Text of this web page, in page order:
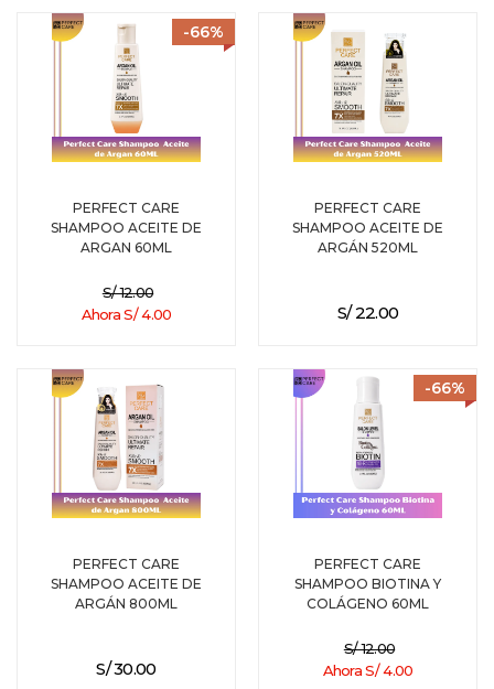
-66%
PERFECT CARE
SHAMPOO ACEITE DE
ARGAN 60ML
S/ 12.00
Ahora S/ 4.00
PERFECT CARE
SHAMPOO ACEITE DE
ARGÁN 520ML
S/ 22.00
PERFECT CARE
SHAMPOO ACEITE DE
ARGÁN 800ML
S/ 30.00
-66%
PERFECT CARE
SHAMPOO BIOTINA Y
COLÁGENO 60ML
S/ 12.00
Ahora S/ 4.00